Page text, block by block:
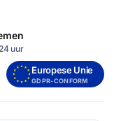
uur
Europese Unie
GDPR-CONFORM